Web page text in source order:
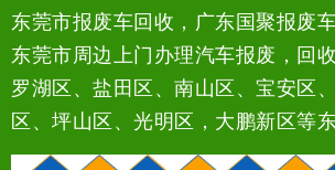
东莞市报废车回收，广东国聚报废
东莞市周边上门办理汽车报废，回
罗湖区、盐田区、南山区、宝安区
区、坪山区、光明区，大鹏新区等东